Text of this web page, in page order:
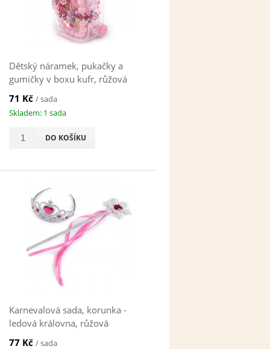
Dětský náramek, pukačky a
gumičky v boxu kufr, růžová
71 Kč/ sada
Skladem: 1 sada
DO KOŠÍKU
Karnevalová sada, korunka -
ledová královna, růžová
77 Kč/ sada